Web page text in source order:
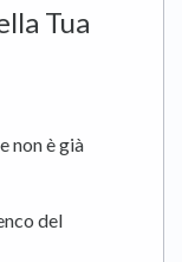
Tua
non è già
del